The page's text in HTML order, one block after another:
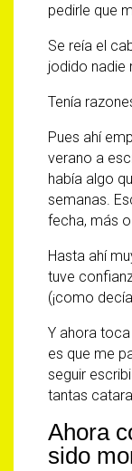
pedirle que
Se reía el
jodido nadie
Tenía
Pues ahí
verano a
había algo
semanas.
fecha, más
Hasta ahí
tuve
(¡como
Y ahora
es que me
seguir
tantas
Ahora
sido